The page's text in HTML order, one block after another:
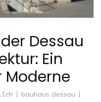
Dessau
Ein
Moderne
bauhaus dessau